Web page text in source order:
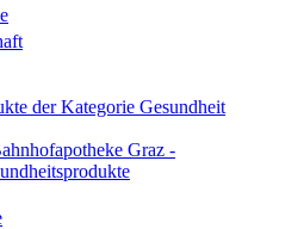
der Kategorie Gesundheit